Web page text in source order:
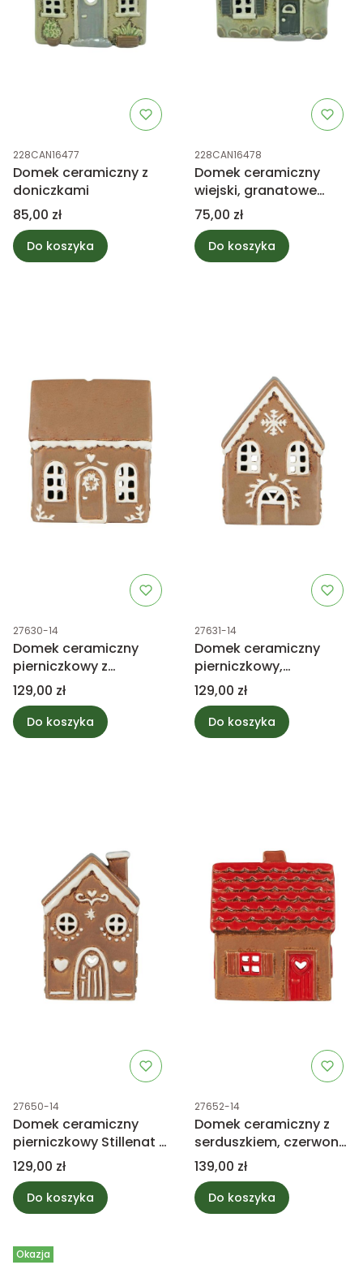
Kod produktu
228CAN16477
Domek ceramiczny z
doniczkami
Cena
85,00 zł
Do koszyka
Kod produktu
228CAN16478
Domek ceramiczny
wiejski, granatowe
drzwi
Cena
75,00 zł
Do koszyka
Kod produktu
27630-14
Domek ceramiczny
pierniczkowy z
wieńcem Stillenat
Cena
129,00 zł
Do koszyka
Kod produktu
27631-14
Domek ceramiczny
pierniczkowy,
śnieżynka Stillenat
Cena
129,00 zł
Do koszyka
Kod produktu
27650-14
Domek ceramiczny
pierniczkowy Stillenat z
serduszkami
Cena
129,00 zł
Do koszyka
Kod produktu
27652-14
Domek ceramiczny z
serduszkiem, czerwony
dach Stillenat
Cena
139,00 zł
Do koszyka
Okazja